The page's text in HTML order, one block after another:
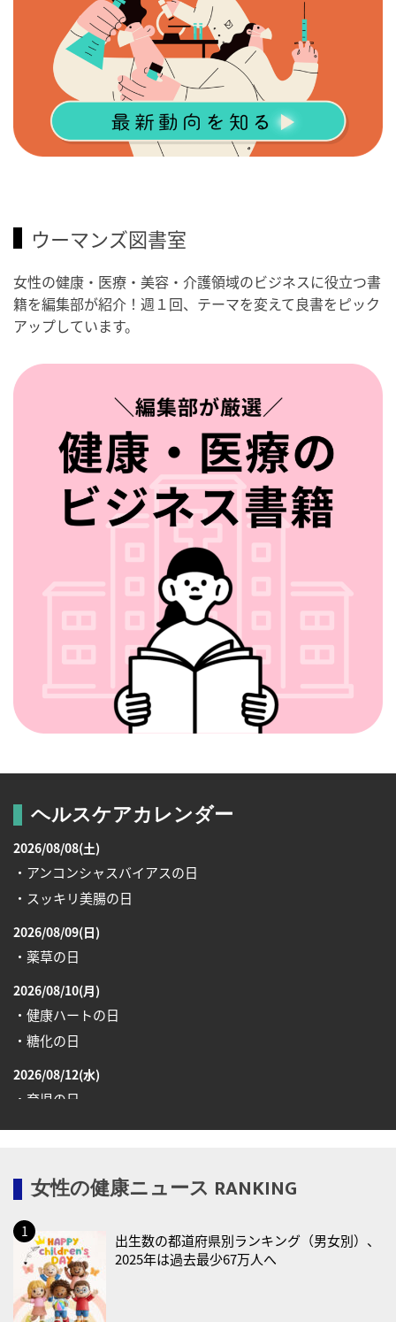
ウーマンズ図書室
女性の健康・医療・美容・介護領域のビジネスに役立つ書
籍を編集部が紹介！週１回、テーマを変えて良書をピック
アップしています。
ヘルスケアカレンダー
2026/08/08(土)
・アンコンシャスバイアスの日
・スッキリ美腸の日
2026/08/09(日)
・薬草の日
2026/08/10(月)
・健康ハートの日
・糖化の日
2026/08/12(水)
・育児の日
2026/08/13(木)
2026/08/17(月)
2026/08/18(火)
・防犯の日
2026/08/19(水)
女性の健康ニュース RANKING
出生数の都道府県別ランキング（男女別）、
2025年は過去最少67万人へ